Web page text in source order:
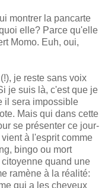
montrer la pancarte
elle? Parce qu'elle
Momo. Euh, oui,
je reste sans voix
je suis là, c'est que je
il sera impossible
Mais qui dans cette
se présenter ce jour-
à l'esprit comme
bingo ou mort
quand une
ramène à la réalité:
qui a les cheveux